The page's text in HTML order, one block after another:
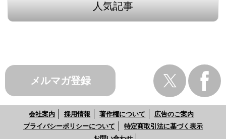
人気記事
メルマガ登録
会社案内 採用情報 著作権について
広告のご案内
プライバシーポリシーについて
特定商取引法に基づく表示